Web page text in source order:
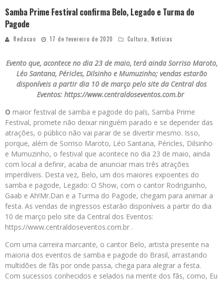
Samba Prime Festival confirma Belo, Legado e Turma do
Pagode
Redacao 17 de fevereiro de 2020 Cultura, Notícias
Evento que, acontece no dia 23 de maio, terá ainda Sorriso Maroto,
Léo Santana, Péricles, Dilsinho e Mumuzinho; vendas estarão
disponíveis a partir dia 10 de março pelo site da Central dos
Eventos: https://www.centraldoseventos.com.br
O maior festival de samba e pagode do país, Samba Prime
Festival, promete não deixar ninguém parado e se depender das
atrações, o público não vai parar de se divertir mesmo. Isso,
porque, além de Sorriso Maroto, Léo Santana, Péricles, Dilsinho
e Mumuzinho, o festival que acontece no dia 23 de maio, ainda
com local a definir, acaba de anunciar mais três atrações
imperdíveis. Desta vez, Belo, um dos maiores expoentes do
samba e pagode, Legado: O Show, com o cantor Rodriguinho,
Gaab e Ah!Mr.Dan e a Turma do Pagode, chegam para animar a
festa. As vendas de ingressos estarão disponíveis a partir do dia
10 de março pelo site da Central dos Eventos:
https://www.centraldoseventos.com.br .
Com uma carreira marcante, o cantor Belo, artista presente na
maioria dos eventos de samba e pagode do Brasil, arrastando
multidões de fãs por onde passa, chega para alegrar a festa.
Com sucessos conhecidos e selados na mente dos fãs, como, Eu